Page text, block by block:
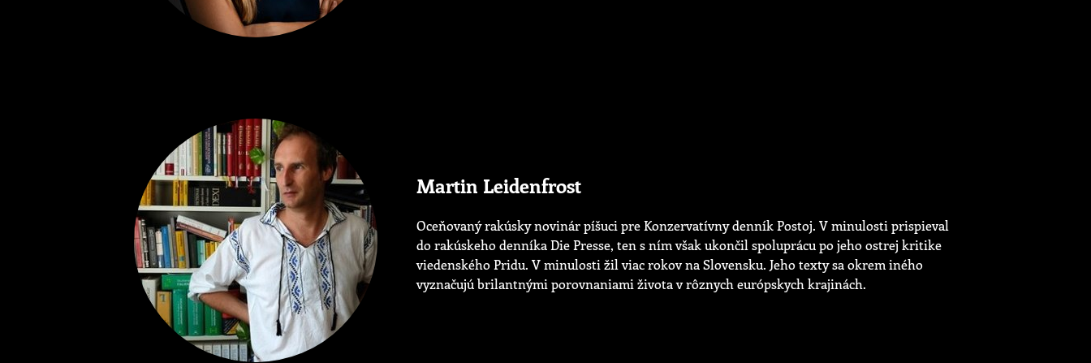
Martin Leidenfrost
Oceňovaný rakúsky novinár píšuci pre Konzervatívny denník Postoj. V minulosti prispieval
do rakúskeho denníka Die Presse, ten s ním však ukončil spoluprácu po jeho ostrej kritike
viedenského Pridu. V minulosti žil viac rokov na Slovensku. Jeho texty sa okrem iného
vyznačujú brilantnými porovnaniami života v rôznych európskych krajinách.